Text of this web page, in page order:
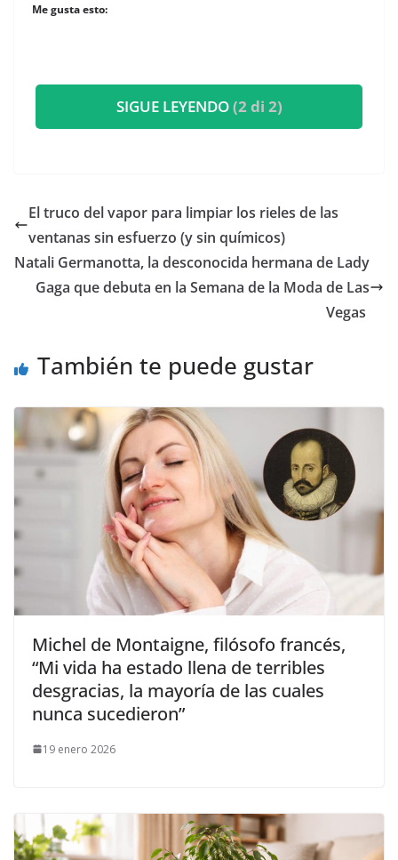
Me gusta esto:
SIGUE LEYENDO(2 di 2)
El truco del vapor para limpiar los rieles de las
ventanas sin esfuerzo (y sin químicos)
​Natali Germanotta, la desconocida hermana de Lady
Gaga que debuta en la Semana de la Moda de Las
Vegas
También te puede gustar
Michel de Montaigne, filósofo francés,
“Mi vida ha estado llena de terribles
desgracias, la mayoría de las cuales
nunca sucedieron”
19 enero 2026